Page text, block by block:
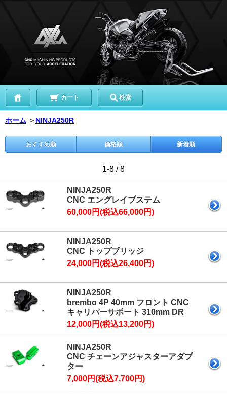
カート 検索
ホーム ＞ NINJA250R
おすすめ順 価格順 新着順
1-8 / 8
NINJA250R
CNC エングレイブステム
60,000円(税込66,000円)
NINJA250R
CNC トップブリッジ
24,000円(税込26,400円)
NINJA250R
brembo 4P 40mm フロント CNC
キャリパーサポート 310mm DR
12,000円(税込13,200円)
NINJA250R
CNC チェーンアジャスターアダプ
ター
7,000円(税込7,700円)